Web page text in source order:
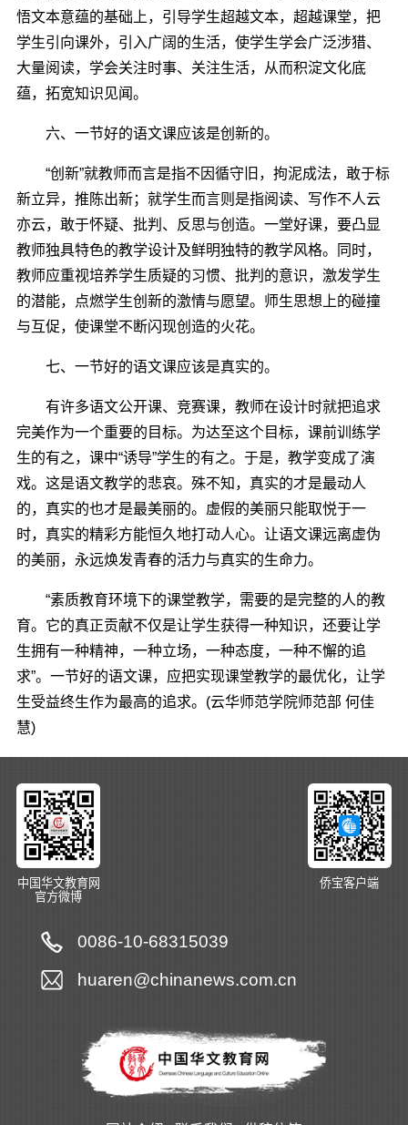
悟文本意蕴的基础上，引导学生超越文本，超越课堂，把
学生引向课外，引入广阔的生活，使学生学会广泛涉猎、
大量阅读，学会关注时事、关注生活，从而积淀文化底
蕴，拓宽知识见闻。
六、一节好的语文课应该是创新的。
“创新”就教师而言是指不因循守旧，拘泥成法，敢于标
新立异，推陈出新；就学生而言则是指阅读、写作不人云
亦云，敢于怀疑、批判、反思与创造。一堂好课，要凸显
教师独具特色的教学设计及鲜明独特的教学风格。同时，
教师应重视培养学生质疑的习惯、批判的意识，激发学生
的潜能，点燃学生创新的激情与愿望。师生思想上的碰撞
与互促，使课堂不断闪现创造的火花。
七、一节好的语文课应该是真实的。
有许多语文公开课、竞赛课，教师在设计时就把追求
完美作为一个重要的目标。为达至这个目标，课前训练学
生的有之，课中“诱导”学生的有之。于是，教学变成了演
戏。这是语文教学的悲哀。殊不知，真实的才是最动人
的，真实的也才是最美丽的。虚假的美丽只能取悦于一
时，真实的精彩方能恒久地打动人心。让语文课远离虚伪
的美丽，永远焕发青春的活力与真实的生命力。
“素质教育环境下的课堂教学，需要的是完整的人的教
育。它的真正贡献不仅是让学生获得一种知识，还要让学
生拥有一种精神，一种立场，一种态度，一种不懈的追
求”。一节好的语文课，应把实现课堂教学的最优化，让学
生受益终生作为最高的追求。(云华师范学院师范部 何佳
慧)
中国华文教育网
官方微博
侨宝客户端
0086-10-68315039
huaren@chinanews.com.cn